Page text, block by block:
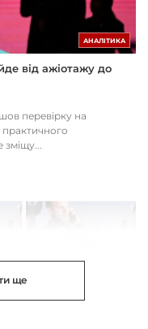
АНАЛІТИКА
від ажіотажу до
перевірку на
практичного
ще